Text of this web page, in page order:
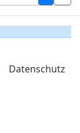
Datenschutz